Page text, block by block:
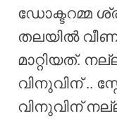
ഡോക്ടറമ്മ
തലയിൽ
മാറ്റിയത്.
വിനുവിന് ..
വിനുവിന്